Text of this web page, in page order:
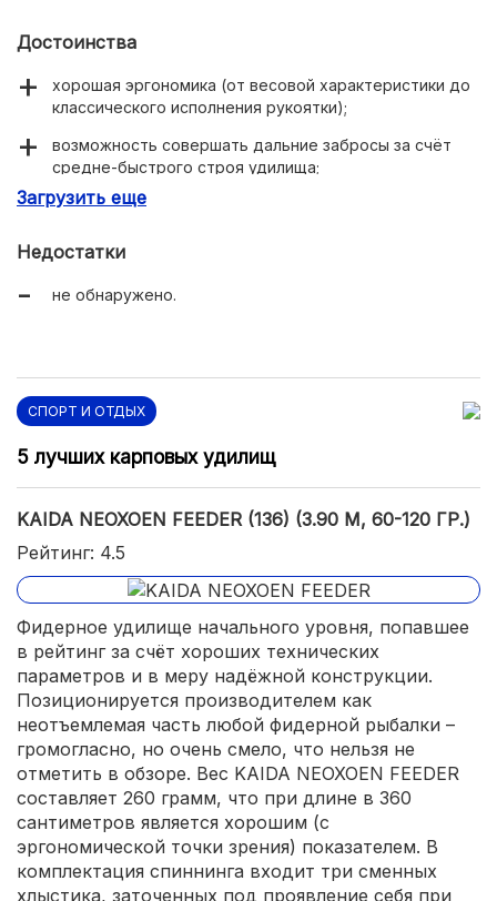
Достоинства
хорошая эргономика (от весовой характеристики до
классического исполнения рукоятки);
возможность совершать дальние забросы за счёт
средне-быстрого строя удилища;
бланк из чистого карбона с улучшенными
широкий диапазон теста (60-180 грамм);
Загрузить еще
Недостатки
не обнаружено.
СПОРТ И ОТДЫХ
5 лучших карповых удилищ
KAIDA NEOXOEN FEEDER (136) (3.90 М, 60-120 ГР.)
Рейтинг: 4.5
Фидерное удилище начального уровня, попавшее
в рейтинг за счёт хороших технических
параметров и в меру надёжной конструкции.
Позиционируется производителем как
неотъемлемая часть любой фидерной рыбалки –
громогласно, но очень смело, что нельзя не
отметить в обзоре. Вес KAIDA NEOXOEN FEEDER
составляет 260 грамм, что при длине в 360
сантиметров является хорошим (с
эргономической точки зрения) показателем. В
комплектация спиннинга входит три сменных
хлыстика, заточенных под проявление себя при